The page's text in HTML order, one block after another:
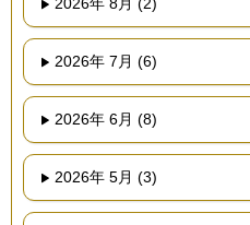
2026年 7月 (6)
2026年 6月 (8)
2026年 5月 (3)